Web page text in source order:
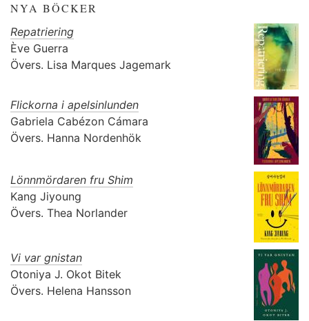
NYA BÖCKER
Repatriering
Ève Guerra
Övers. Lisa Marques Jagemark
Flickorna i apelsinlunden
Gabriela Cabézon Cámara
Övers. Hanna Nordenhök
Lönnmördaren fru Shim
Kang Jiyoung
Övers. Thea Norlander
Vi var gnistan
Otoniya J. Okot Bitek
Övers. Helena Hansson